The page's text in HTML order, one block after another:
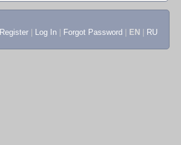
Register Log In Forgot Password EN RU